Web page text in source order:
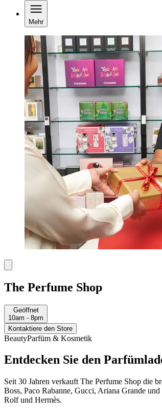
Mehr
The Perfume Shop
Geöffnet
10am - 8pm
Kontaktiere den Store
BeautyParfüm & Kosmetik
Entdecken Sie den
Seit 30 Jahren verkauft The Perfume Shop die
Boss, Paco Rabanne, Gucci, Ariana Grande
Rolf und Hermès.